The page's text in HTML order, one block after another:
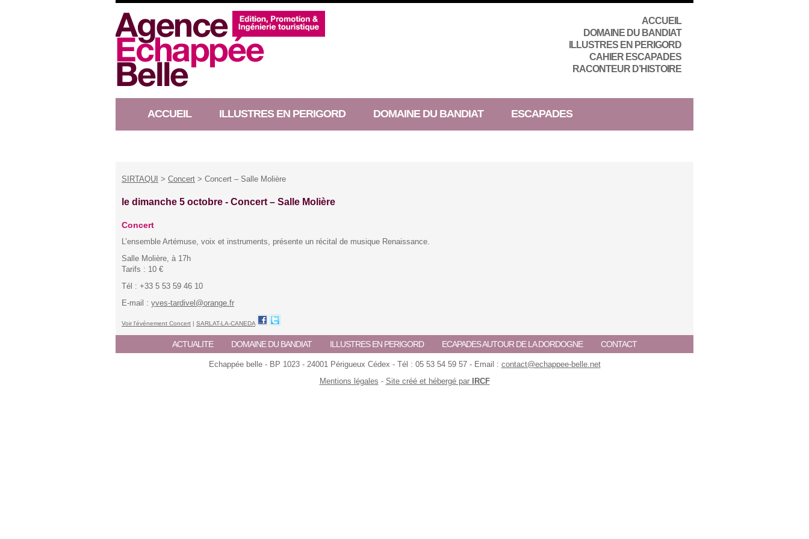
ACCUEIL
DOMAINE DU BANDIAT
ILLUSTRES EN PERIGORD
CAHIER ESCAPADES
RACONTEUR D’HISTOIRE
ACCUEIL ILLUSTRES EN PERIGORD DOMAINE DU BANDIAT ESCAPADES
SIRTAQUI > Concert > Concert – Salle Molière
le dimanche 5 octobre - Concert – Salle Molière
Concert
L’ensemble Artémuse, voix et instruments, présente un récital de musique Renaissance.
Salle Molière, à 17h
Tarifs : 10 €
Tél : +33 5 53 59 46 10
E-mail : yves-tardivel@orange.fr
Voir l'événement Concert | SARLAT-LA-CANEDA
ACTUALITE DOMAINE DU BANDIAT ILLUSTRES EN PERIGORD ECAPADES AUTOUR DE LA DORDOGNE CONTACT
Echappée belle - BP 1023 - 24001 Périgueux Cédex - Tél : 05 53 54 59 57 - Email : contact@echappee-belle.net
Mentions légales - Site créé et hébergé par IRCF